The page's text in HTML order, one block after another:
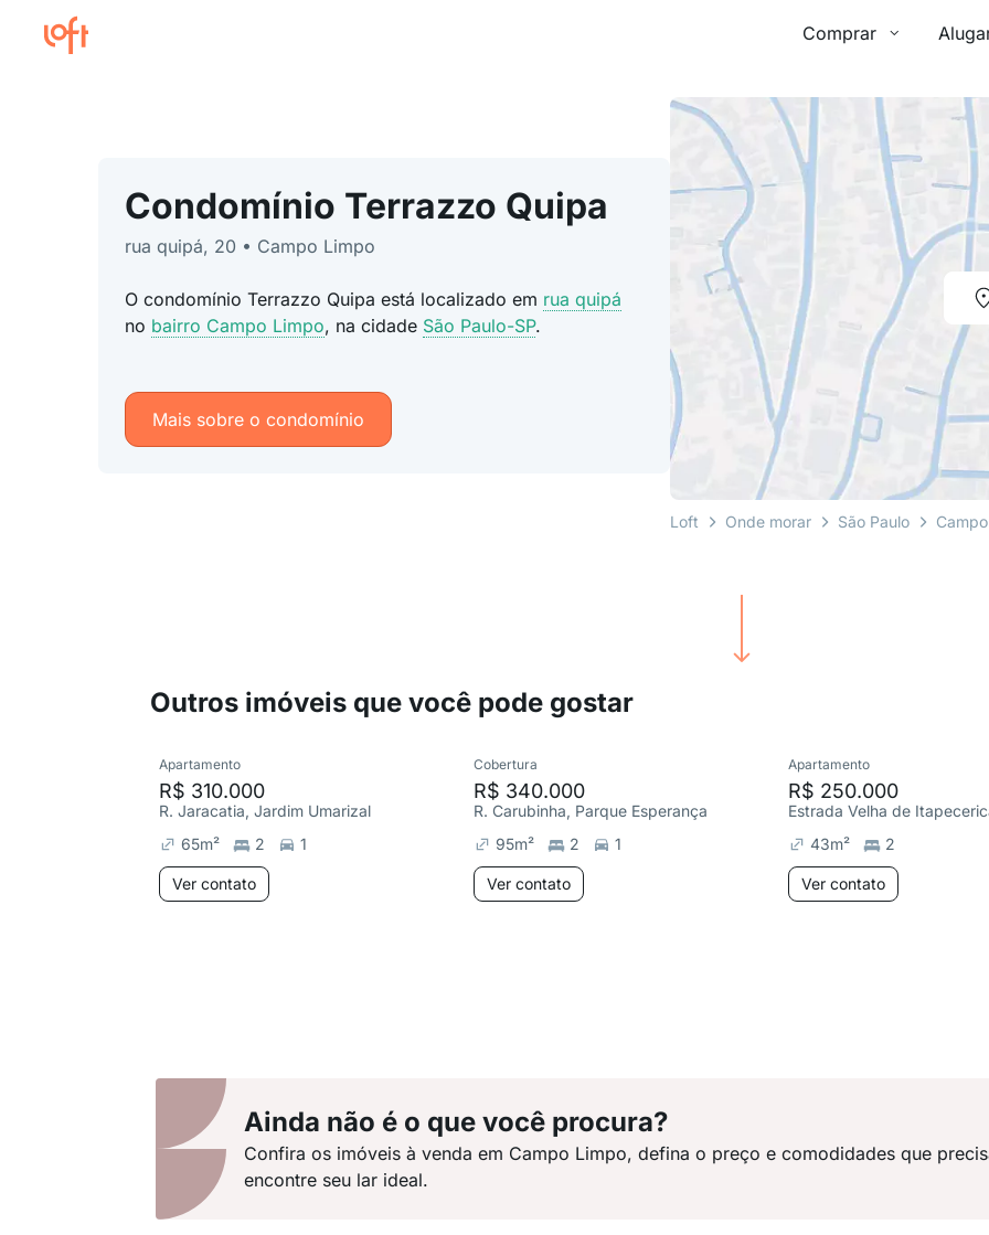
Comprar
Condomínio Terrazzo Quipa
rua quipá, 20 • Campo Limpo
O condomínio Terrazzo Quipa está localizado em rua quipá
no bairro Campo Limpo, na cidade São Paulo-SP.
Mais sobre o condomínio
Loft Onde morar São Paulo
Outros imóveis que você pode gostar
Apartamento
R$ 310.000
R. Jaracatia, Jardim Umarizal
65m² 2 1
Ver contato
Cobertura
R$ 340.000
R. Carubinha, Parque Esperança
95m² 2 1
Ver contato
Apartamento
R$ 250.000
43m² 2
Ver contato
Ainda não é o que você procura?
Confira os imóveis à venda em Campo Limpo, defina o preço e comodidades que
encontre seu lar ideal.